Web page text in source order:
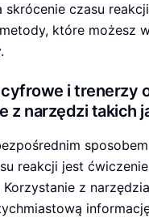
skrócenie czasu
które możesz
i trenerzy
z narzędzi takich
reakcji jest
Korzystanie z